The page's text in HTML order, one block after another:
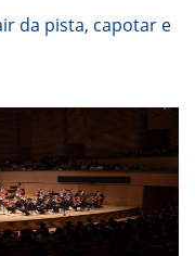
da pista, capotar e